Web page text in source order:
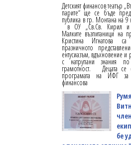
Детският финансов театър
парите“ ще се бъде
публика в гр. Монтана на
в ОУ „Св.Св. Кирил и
Малките възпитаници на
Кристина Игнатова са
празничното
ентусиазъм, вдъхновение
с натрупани знания по
грамотност. Децата се
програмата на ИФГ за
финансова
бе